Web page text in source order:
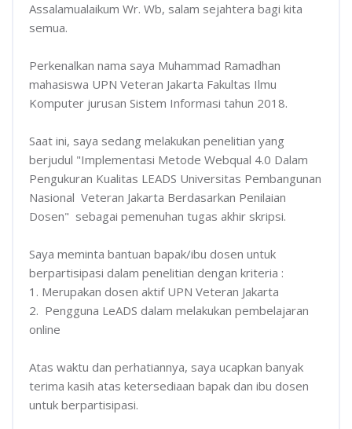
Assalamualaikum Wr. Wb, salam sejahtera bagi kita
semua.
Perkenalkan nama saya Muhammad Ramadhan
mahasiswa UPN Veteran Jakarta Fakultas Ilmu
Komputer jurusan Sistem Informasi tahun 2018.
Saat ini, saya sedang melakukan penelitian yang
berjudul "Implementasi Metode Webqual 4.0 Dalam
Pengukuran Kualitas LEADS Universitas Pembangunan
Nasional Veteran Jakarta Berdasarkan Penilaian
Dosen" sebagai pemenuhan tugas akhir skripsi.
Saya meminta bantuan bapak/ibu dosen untuk
berpartisipasi dalam penelitian dengan kriteria :
1. Merupakan dosen aktif UPN Veteran Jakarta
2. Pengguna LeADS dalam melakukan pembelajaran
online
Atas waktu dan perhatiannya, saya ucapkan banyak
terima kasih atas ketersediaan bapak dan ibu dosen
untuk berpartisipasi.